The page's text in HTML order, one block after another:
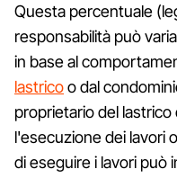
Questa percentuale
responsabilità può
in base al
lastricoo dal
proprietario del
l'esecuzione dei lavori
di eseguire i lavori può